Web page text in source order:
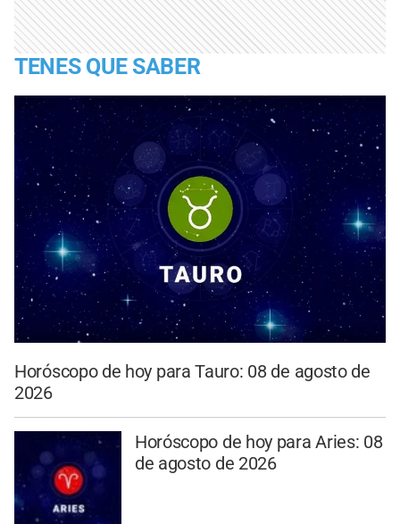
TENES QUE SABER
Horóscopo de hoy para Tauro: 08 de agosto de
2026
Horóscopo de hoy para Aries: 08
de agosto de 2026